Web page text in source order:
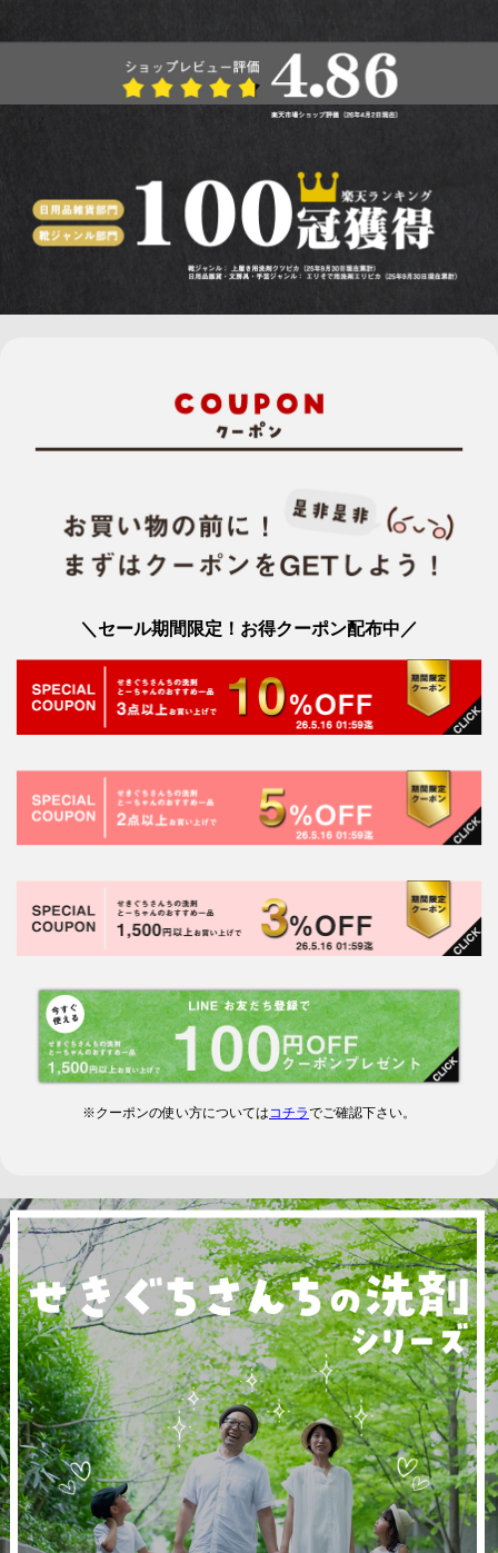
＼セール期間限定！お得クーポン配布中／
※クーポンの使い方については コチラでご確認下さい。